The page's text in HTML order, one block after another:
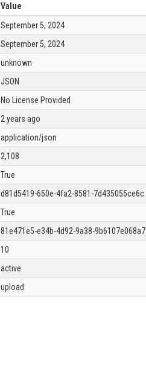
Value
September 5, 2024
September 5, 2024
unknown
JSON
No License Provided
2 years ago
application/json
2,108
True
d81d5419-650e-4fa2-8581-7d435055ce6c
True
81e471e5-e34b-4d92-9a38-9b6107e068a7
10
active
upload